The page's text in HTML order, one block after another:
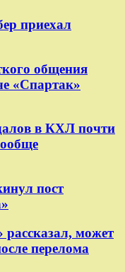
приехал
общения
«Спартак»
в КХЛ почти
пост
может
перелома